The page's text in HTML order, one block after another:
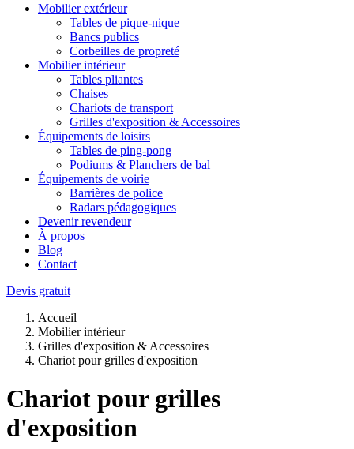
Mobilier extérieur
Tables de pique-nique
Bancs publics
Corbeilles de propreté
Mobilier intérieur
Tables pliantes
Chaises
Chariots de transport
Grilles d'exposition & Accessoires
Équipements de loisirs
Tables de ping-pong
Podiums & Planchers de bal
Équipements de voirie
Barrières de police
Radars pédagogiques
Devenir revendeur
À propos
Blog
Contact
Devis gratuit
Accueil
Mobilier intérieur
Grilles d'exposition & Accessoires
Chariot pour grilles d'exposition
Chariot pour grilles
d'exposition